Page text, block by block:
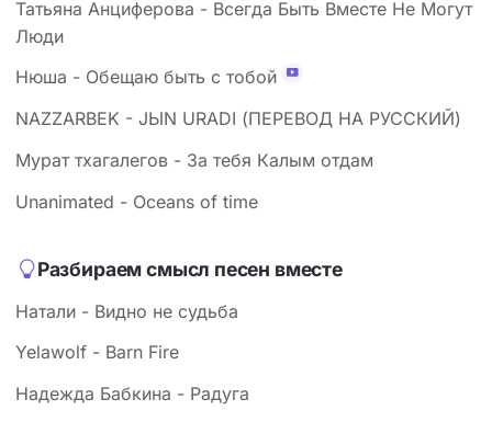
Татьяна Анциферова - Всегда Быть Вместе Не Могут
Люди
Нюша - Обещаю быть с тобой
NAZZARBEK - JЫN URADI (ПЕРЕВОД НА РУССКИЙ)
Мурат тхагалегов - За тебя Калым отдам
Unanimated - Oceans of time
Разбираем смысл песен вместе
Натали - Видно не судьба
Yelawolf - Barn Fire
Надежда Бабкина - Радуга